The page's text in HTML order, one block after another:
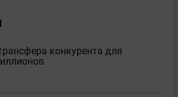
конкурента для